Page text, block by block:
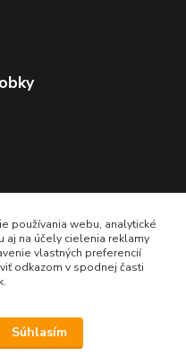
používania webu, analytické
aj na účely cielenia reklamy
vlastných preferencií
odkazom v spodnej časti
Súhlasím